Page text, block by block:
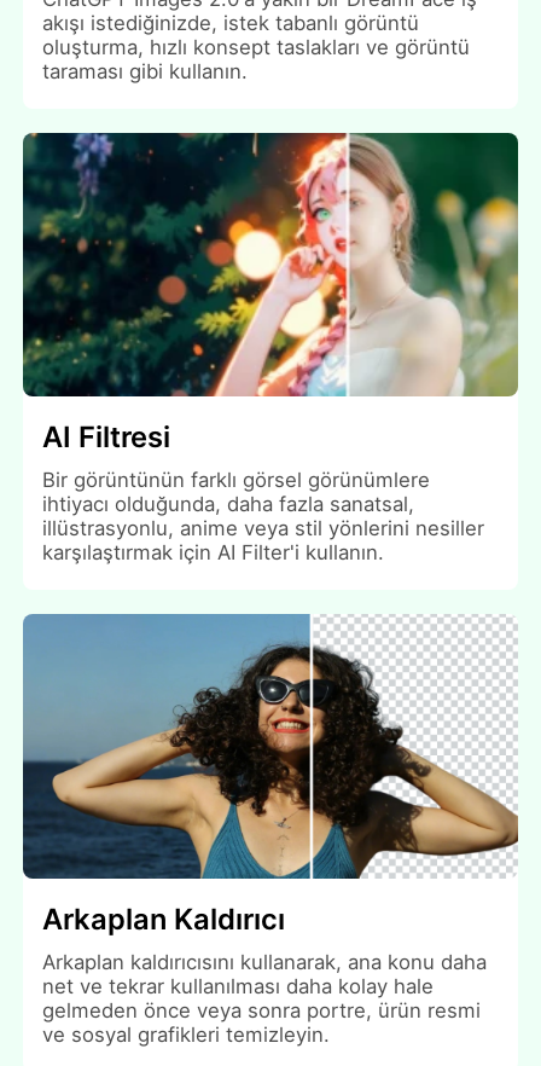
akışı istediğinizde, istek tabanlı görüntü
oluşturma, hızlı konsept taslakları ve görüntü
taraması gibi kullanın.
AI Filtresi
Bir görüntünün farklı görsel görünümlere
ihtiyacı olduğunda, daha fazla sanatsal,
illüstrasyonlu, anime veya stil yönlerini nesiller
karşılaştırmak için AI Filter'i kullanın.
Arkaplan Kaldırıcı
Arkaplan kaldırıcısını kullanarak, ana konu daha
net ve tekrar kullanılması daha kolay hale
gelmeden önce veya sonra portre, ürün resmi
ve sosyal grafikleri temizleyin.